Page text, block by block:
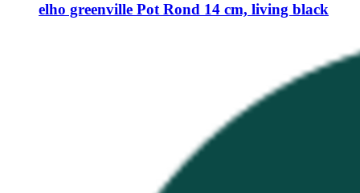
elho greenville Pot Rond 14 cm, living black